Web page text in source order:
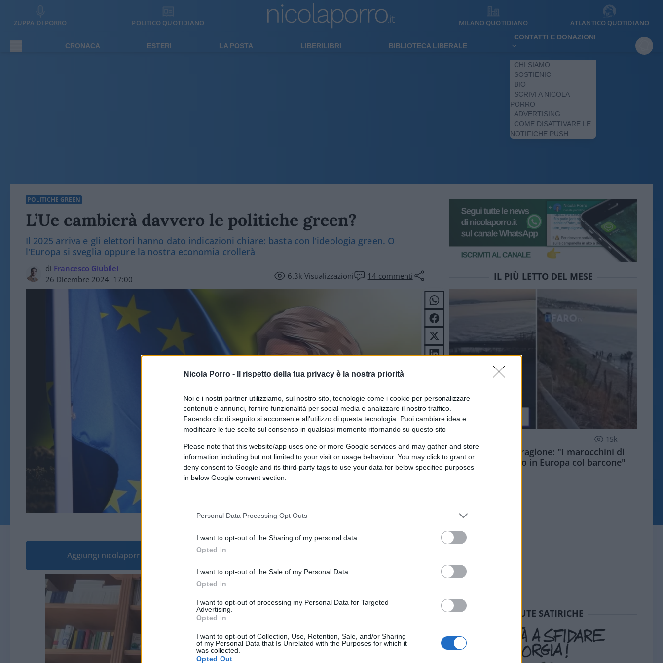
Nicola Porro - Il rispetto della tua privacy è la nostra priorità
Noi e i nostri partner utilizziamo, sul nostro sito, tecnologie come i cookie per personalizzare
contenuti e annunci, fornire funzionalità per social media e analizzare il nostro traffico.
Facendo clic di seguito si acconsente all'utilizzo di questa tecnologia. Puoi cambiare idea e
modificare le tue scelte sul consenso in qualsiasi momento ritornando su questo sito
Please note that this website/app uses one or more Google services and may gather and store
information including but not limited to your visit or usage behaviour. You may click to grant or
deny consent to Google and its third-party tags to use your data for below specified purposes
in below Google consent section.
Personal Data Processing Opt Outs
I want to opt-out of the Sharing of my personal data.
Opted In
I want to opt-out of the Sale of my Personal Data.
Opted In
I want to opt-out of processing my Personal Data for Targeted
Advertising.
Opted In
I want to opt-out of Collection, Use, Retention, Sale, and/or Sharing
of my Personal Data that Is Unrelated with the Purposes for which it
was collected.
Opted Out
ZUPPA DI PORRO POLITICO QUOTIDIANO MILANO QUOTIDIANO ATLANTICO QUOTIDIANO
CRONACA ESTERI LA POSTA LIBERILIBRI BIBLIOTECA LIBERALE
CONTATTI E DONAZIONI
CHI SIAMO
SOSTIENICI
BIO
SCRIVI A NICOLA
PORRO
ADVERTISING
COME DISATTIVARE LE
NOTIFICHE PUSH
POLITICHE GREEN
L’Ue cambierà davvero le politiche green?
Il 2025 arriva e gli elettori hanno dato indicazioni chiare: basta con l'ideologia green. O
l'Europa si sveglia oppure la nostra economia crollerà
di Francesco Giubilei
26 Dicembre 2024, 17:00
6.3kVisualizzazioni 14 commenti
© WillSelarep e simpson33 tramite Canva.com
Aggiungi nicolaporro.it alle tue fonti preferite su Google
Video
Player
IL PIÙ LETTO DEL MESE
15k
Meloni aveva ragione: "I marocchini di
Ceuta sbarcano in Europa col barcone"
SEDUTE SATIRICHE